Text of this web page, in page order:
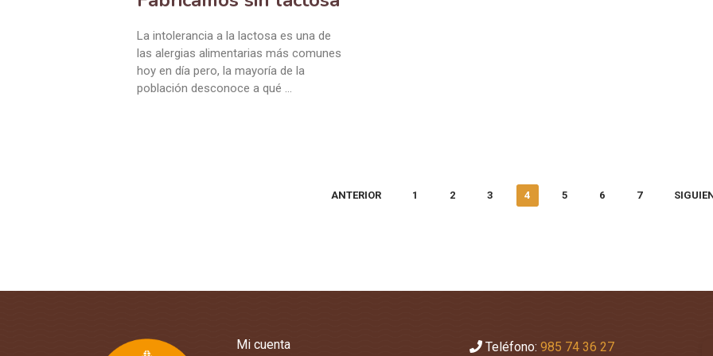
La intolerancia a la lactosa es una de
las alergias alimentarias más comunes
hoy en día pero, la mayoría de la
población desconoce a qué …
ANTERIOR 1 2 3 4 5 6 7
Mi cuenta Teléfono: 985 74 36 27